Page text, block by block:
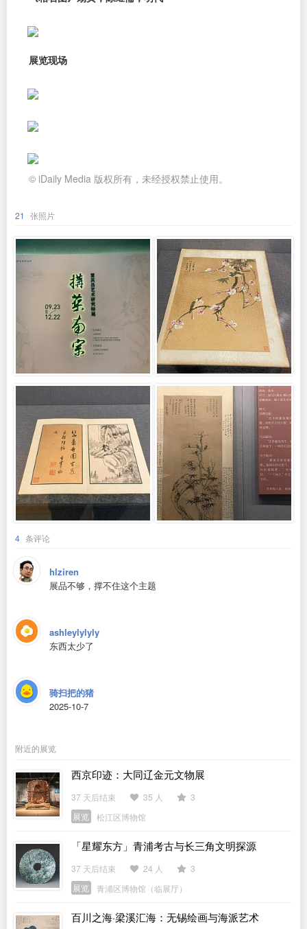
展览现场
© iDaily Media 版权所有，未经授权禁止使用。
21 张照片
4 条评论
hlziren
展品不够，撑不住这个主题
ashleylylyly
东西太少了
骑扫把的猪
2025-10-7
附近的展览
西京印迹：大同辽金元文物展
37 天后结束 35 人
3
展览
松江区博物馆
「星耀东方」青浦考古与长三角文明探源
37 天后结束 24 人
3
展览
青浦区博物馆（临展厅）
百川之海·梁溪汇海：无锡绘画与海派艺术